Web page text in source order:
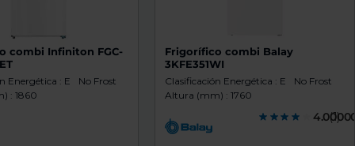
combi Infiniton FGC-
Energética : E
No Frost
: 1860
Frigorífico combi Balay
3KFE351WI
Clasificación Energética : E
No Frost
Altura (mm) : 1760
(1)